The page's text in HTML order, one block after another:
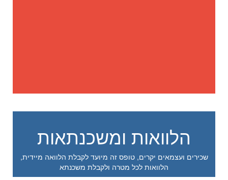
הלוואות ומשכנתאות
שכירים ועצמאים יקרים, טופס זה מיועד לקבלת הלוואה מיידית,
הלוואות לכל מטרה ולקבלת משכנתא